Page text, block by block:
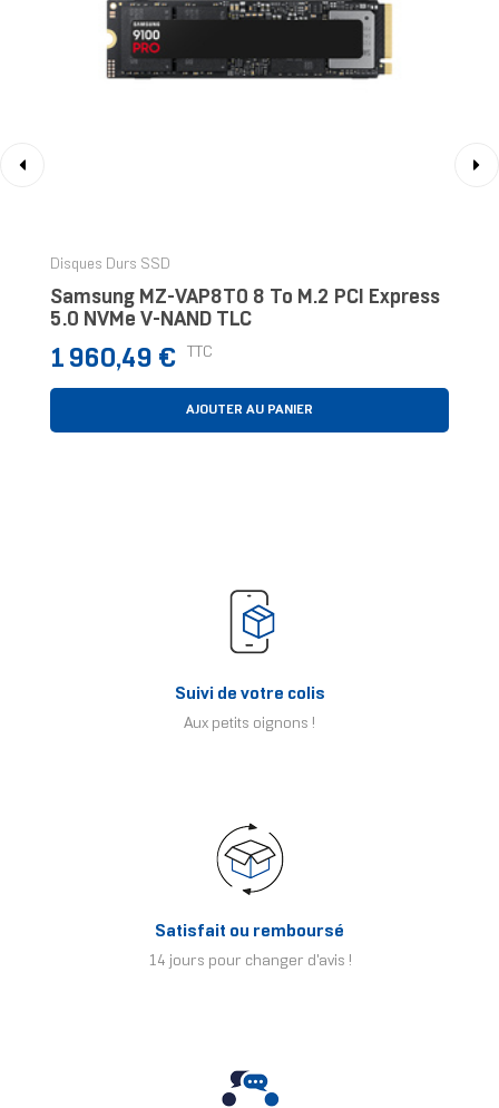
Disques Durs SSD
Samsung MZ-VAP8T0 8 To M.2 PCI Express
5.0 NVMe V-NAND TLC
Prix
1 960,49 € TTC
AJOUTER AU PANIER
Suivi de votre colis
Aux petits oignons !
Satisfait ou remboursé
14 jours pour changer d'avis !